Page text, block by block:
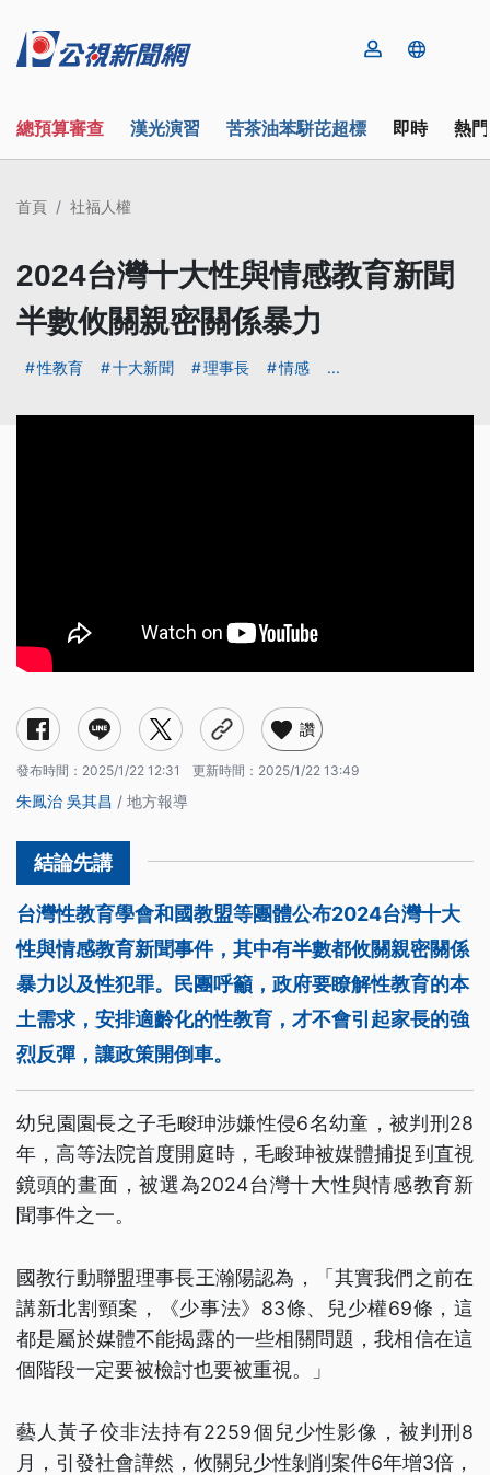
總預算審查 漢光演習 苦茶油苯駢芘超標 即時 熱
首頁 社福人權
2024台灣十大性與情感教育新聞
半數攸關親密關係暴力
性教育 十大新聞 理事長 情感 ...
讚
發布時間： 2025/1/22 12:31 更新時間： 2025/1/22 13:49
朱鳳治 吳其昌 / 地方報導
台灣性教育學會和國教盟等團體公布2024台灣十大
性與情感教育新聞事件，其中有半數都攸關親密關係
暴力以及性犯罪。民團呼籲，政府要瞭解性教育的本
土需求，安排適齡化的性教育，才不會引起家長的強
烈反彈，讓政策開倒車。
幼兒園園長之子毛畯珅涉嫌性侵6名幼童，被判刑28
年，高等法院首度開庭時，毛畯珅被媒體捕捉到直視
鏡頭的畫面，被選為2024台灣十大性與情感教育新
聞事件之一。
國教行動聯盟理事長王瀚陽認為，「其實我們之前在
講新北割頸案，《少事法》83條、兒少權69條，這
都是屬於媒體不能揭露的一些相關問題，我相信在這
個階段一定要被檢討也要被重視。」
藝人黃子佼非法持有2259個兒少性影像，被判刑8
月，引發社會譁然，攸關兒少性剝削案件6年增3倍，